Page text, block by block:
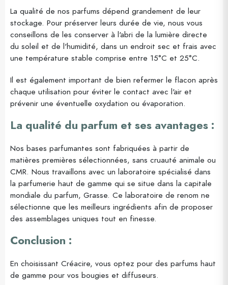
La qualité de nos parfums dépend grandement de leur
stockage. Pour préserver leurs durée de vie, nous vous
conseillons de les conserver à l'abri de la lumière directe
du soleil et de l'humidité, dans un endroit sec et frais avec
une température stable comprise entre 15°C et 25°C.
Il est également important de bien refermer le flacon après
chaque utilisation pour éviter le contact avec l'air et
prévenir une éventuelle oxydation ou évaporation.
La qualité du parfum et ses avantages :
Nos bases parfumantes sont fabriquées à partir de
matières premières sélectionnées, sans cruauté animale ou
CMR. Nous travaillons avec un laboratoire spécialisé dans
la parfumerie haut de gamme qui se situe dans la capitale
mondiale du parfum, Grasse. Ce laboratoire de renom ne
sélectionne que les meilleurs ingrédients afin de proposer
des assemblages uniques tout en finesse.
Conclusion :
En choisissant Créacire, vous optez pour des parfums haut
de gamme pour vos bougies et diffuseurs.